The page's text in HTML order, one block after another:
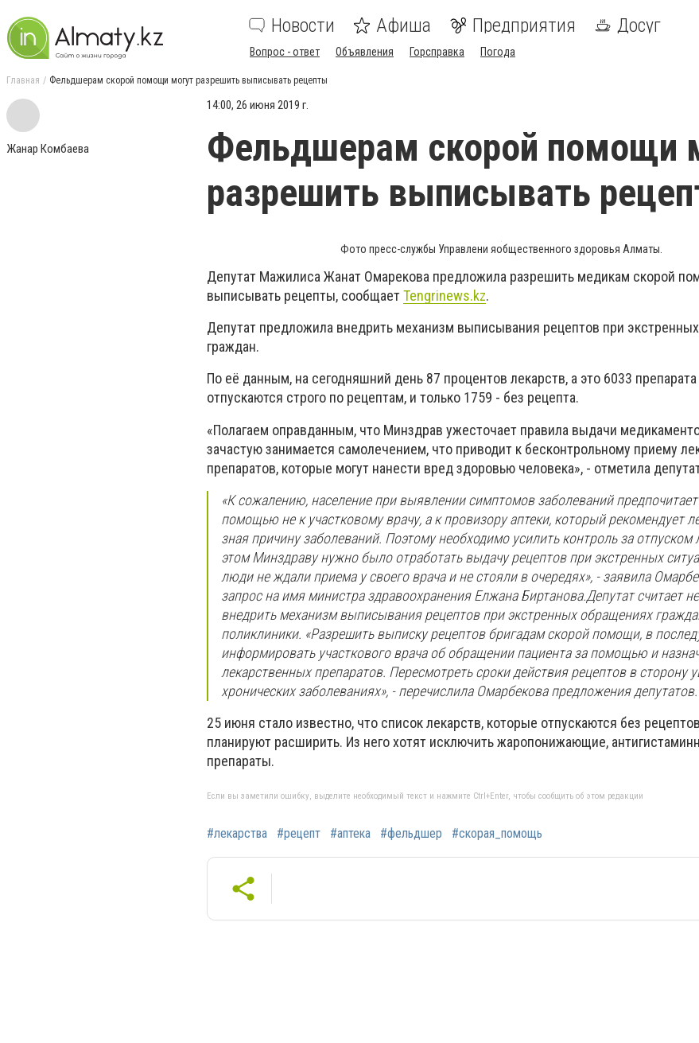
Новости Афиша Предприятия Досуг
Вопрос - ответ Объявления Горсправка Погода
Главная Фельдшерам скорой помощи могут разрешить выписывать рецепты
Жанар Комбаева
14:00, 26 июня 2019 г.
Фельдшерам скорой помощи
разрешить выписывать
Фото пресс-службы Управлени яобщественного здоровья Алматы.
Депутат Мажилиса Жанат Омарекова предложила разрешить медикам скорой
выписывать рецепты, сообщаетTengrinews.kz.
Депутат предложила внедрить механизм выписывания рецептов при
граждан.
По её данным, на сегодняшний день 87 процентов лекарств, а это 6033
отпускаются строго по рецептам, и только 1759 - без рецепта.
«Полагаем оправданным, что Минздрав ужесточает правила выдачи
зачастую занимается самолечением, что приводит к бесконтрольному приему
препаратов, которые могут нанести вред здоровью человека», - отметила
«К сожалению, население при выявлении симптомов заболеваний
помощью не к участковому врачу, а к провизору аптеки, который рекомендует
зная причину заболеваний. Поэтому необходимо усилить контроль за отпуском
этом Минздраву нужно было отработать выдачу рецептов при экстренных
люди не ждали приема у своего врача и не стояли в очередях», - заявила
запрос на имя министра здравоохранения Елжана Биртанова.Депутат считает
внедрить механизм выписывания рецептов при экстренных обращениях
поликлиники. «Разрешить выписку рецептов бригадам скорой помощи, в
информировать участкового врача об обращении пациента за помощью и
лекарственных препаратов. Пересмотреть сроки действия рецептов в сторону
хронических заболеваниях», - перечислила Омарбекова предложения депутатов.
25 июня стало известно, что список лекарств, которые отпускаются без
планируют расширить. Из него хотят исключить жаропонижающие,
препараты.
Если вы заметили ошибку, выделите необходимый текст и нажмите Ctrl+Enter, чтобы сообщить об этом редакции
#лекарства #рецепт #аптека #фельдшер #скорая_помощь